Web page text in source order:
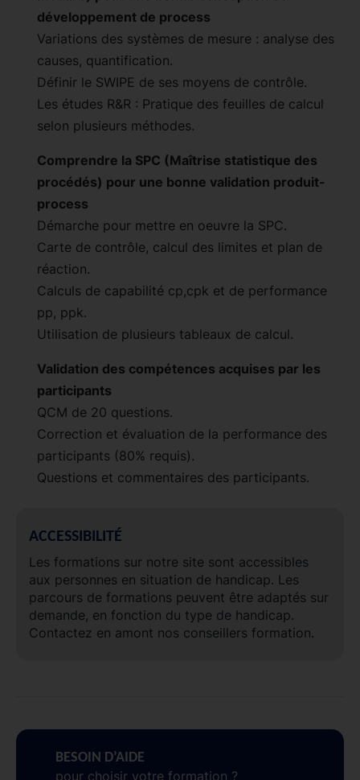
développement de process
Variations des systèmes de mesure : analyse des
causes, quantification.
Définir le SWIPE de ses moyens de contrôle.
Les études R&R : Pratique des feuilles de calcul
selon plusieurs méthodes.
Comprendre la SPC (Maîtrise statistique des
procédés) pour une bonne validation produit-
process
Démarche pour mettre en oeuvre la SPC.
Carte de contrôle, calcul des limites et plan de
réaction.
Calculs de capabilité cp,cpk et de performance
pp, ppk.
Utilisation de plusieurs tableaux de calcul.
Validation des compétences acquises par les
participants
QCM de 20 questions.
Correction et évaluation de la performance des
participants (80% requis).
Questions et commentaires des participants.
ACCESSIBILITÉ
Les formations sur notre site sont accessibles
aux personnes en situation de handicap. Les
parcours de formations peuvent être adaptés sur
demande, en fonction du type de handicap.
Contactez en amont nos conseillers formation.
BESOIN D’AIDE
pour choisir votre formation ?